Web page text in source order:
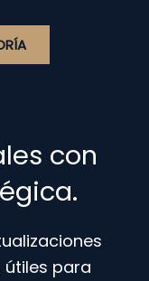
con
útiles para